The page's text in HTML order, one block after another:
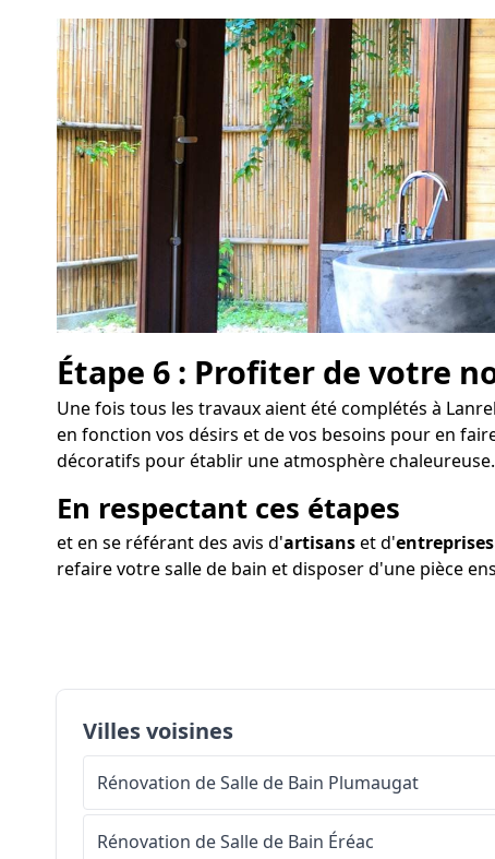
Étape 6 : Profiter de votre
Une fois tous les travaux aient été complétés à
en fonction vos désirs et de vos besoins pour en
décoratifs pour établir une atmosphère chaleureuse.
En respectant ces étapes
et en se référant des avis d'artisanset d'entreprises
refaire votre salle de bain et disposer d'une pièce
Villes voisines
Rénovation de Salle de Bain Plumaugat
Rénovation de Salle de Bain Éréac